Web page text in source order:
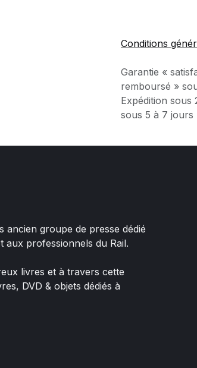
Conditions
Garantie «
remboursé »
Expédition sous
sous 5 à 7 jours
ancien groupe de presse dédié
aux professionnels du Rail.
livres et à travers cette
DVD & objets dédiés à